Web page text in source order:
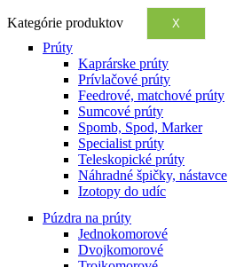
Kategórie produktov X
Prúty
Kaprárske prúty
Prívlačové prúty
Feedrové, matchové prúty
Sumcové prúty
Spomb, Spod, Marker
Specialist prúty
Teleskopické prúty
Náhradné špičky, nástavce
Izotopy do udíc
Púzdra na prúty
Jednokomorové
Dvojkomorové